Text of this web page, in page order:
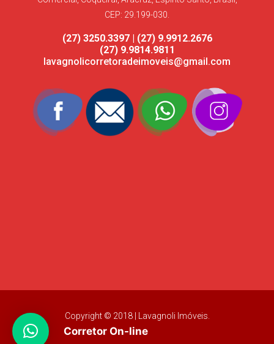
CEP: 29.199-030.
(27) 3250.3397 | (27) 9.9912.2676
(27) 9.9814.9811
lavagnolicorretoradeimoveis@gmail.com
Copyright © 2018 | Lavagnoli Imóveis.
Corretor On-line